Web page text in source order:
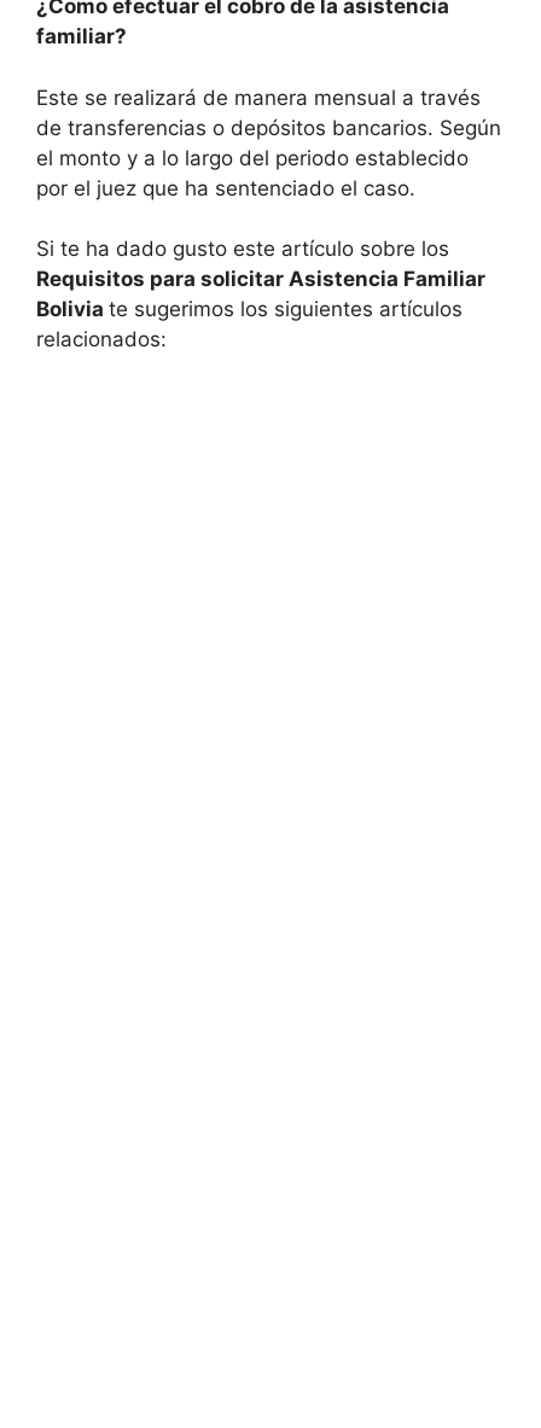
¿Como efectuar el cobro de la asistencia
familiar?
Este se realizará de manera mensual a través
de transferencias o depósitos bancarios. Según
el monto y a lo largo del periodo establecido
por el juez que ha sentenciado el caso.
Si te ha dado gusto este artículo sobre los
Requisitos para solicitar Asistencia Familiar
Bolivia te sugerimos los siguientes artículos
relacionados: